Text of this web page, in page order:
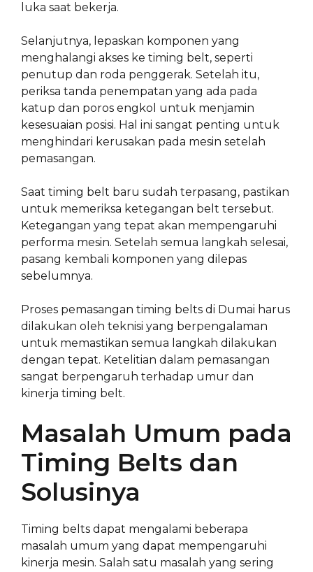
luka saat bekerja.
Selanjutnya, lepaskan komponen yang
menghalangi akses ke timing belt, seperti
penutup dan roda penggerak. Setelah itu,
periksa tanda penempatan yang ada pada
katup dan poros engkol untuk menjamin
kesesuaian posisi. Hal ini sangat penting untuk
menghindari kerusakan pada mesin setelah
pemasangan.
Saat timing belt baru sudah terpasang, pastikan
untuk memeriksa ketegangan belt tersebut.
Ketegangan yang tepat akan mempengaruhi
performa mesin. Setelah semua langkah selesai,
pasang kembali komponen yang dilepas
sebelumnya.
Proses pemasangan timing belts di Dumai harus
dilakukan oleh teknisi yang berpengalaman
untuk memastikan semua langkah dilakukan
dengan tepat. Ketelitian dalam pemasangan
sangat berpengaruh terhadap umur dan
kinerja timing belt.
Masalah Umum pada
Timing Belts dan
Solusinya
Timing belts dapat mengalami beberapa
masalah umum yang dapat mempengaruhi
kinerja mesin. Salah satu masalah yang sering